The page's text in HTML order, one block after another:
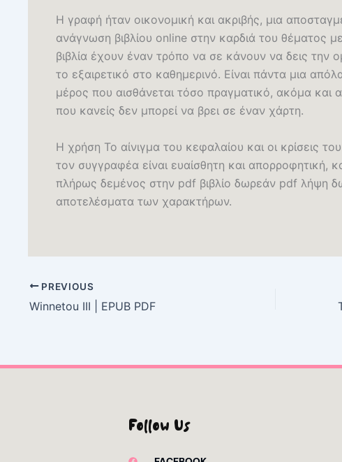
Η γραφή ήταν οικονομική και ακριβής, μια
ανάγνωση βιβλίου online στην καρδιά του θέματος με
βιβλία έχουν έναν τρόπο να σε κάνουν να δεις την
το εξαιρετικό στο καθημερινό. Είναι πάντα μια
μέρος που αισθάνεται τόσο πραγματικό, ακόμα και
που κανείς δεν μπορεί να βρει σε έναν χάρτη.
Η χρήση Το αίνιγμα του κεφαλαίου και οι κρίσεις
τον συγγραφέα είναι ευαίσθητη και απορροφητική,
πλήρως δεμένος στην pdf βιβλίο δωρεάν pdf λήψη
αποτελέσματα των χαρακτήρων.
PREVIOUS
Winnetou III | EPUB PDF
Follow Us